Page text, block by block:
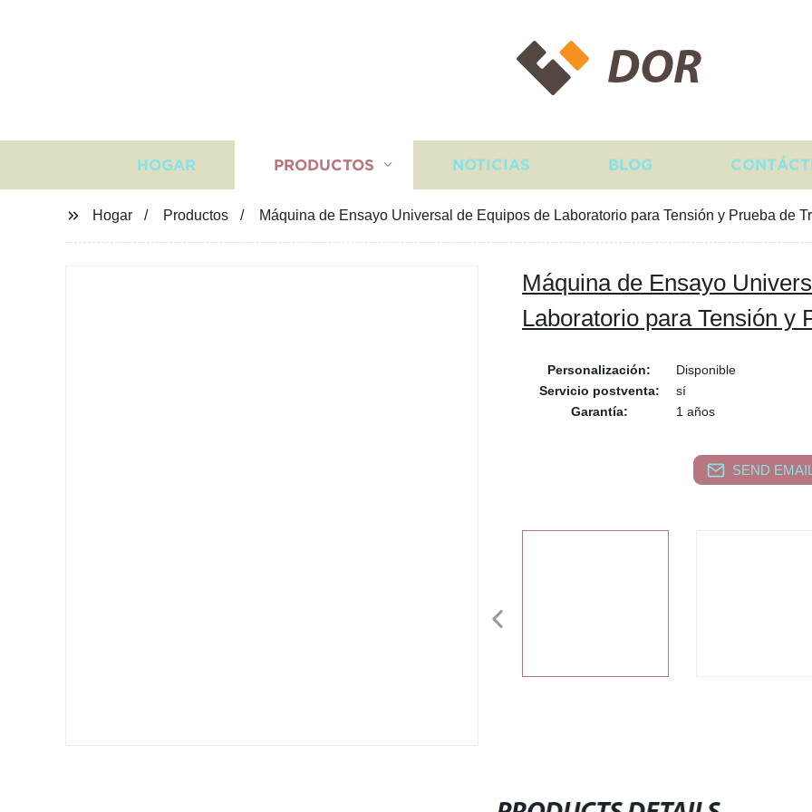
DOR
HOGAR PRODUCTOS NOTICIAS BLOG
Hogar Productos Máquina de Ensayo Universal de Equipos de Laboratorio para Tensión y Prueba de
Máquina de Ensayo
Laboratorio para Tensión y
Personalización:
Disponible
Servicio postventa:
sí
Garantía:
1 años
SEND